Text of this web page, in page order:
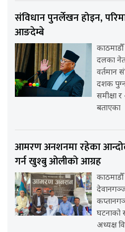
संविधान पुनर्लेखन होइन,
आङदेम्बे
दलका
वर्तमान
दशक
समीक्षा
बताएका
आमरण अनशनमा रहेका
गर्न खुश्बु ओलीको आग्रह
घटनाको
अध्यक्ष